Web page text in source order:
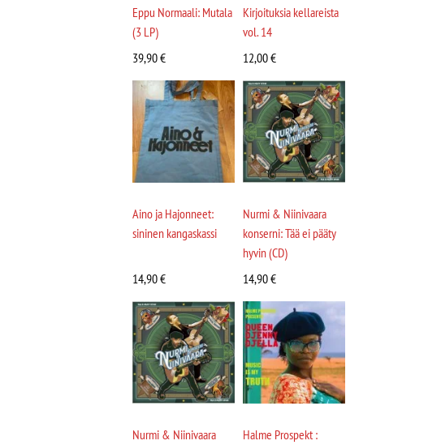
Eppu Normaali: Mutala
(3 LP)
39,90€
Kirjoituksia kellareista
vol. 14
12,00€
Aino ja Hajonneet:
sininen kangaskassi
14,90€
Nurmi & Niinivaara
konserni: Tää ei pääty
hyvin (CD)
14,90€
Nurmi & Niinivaara
Halme Prospekt :